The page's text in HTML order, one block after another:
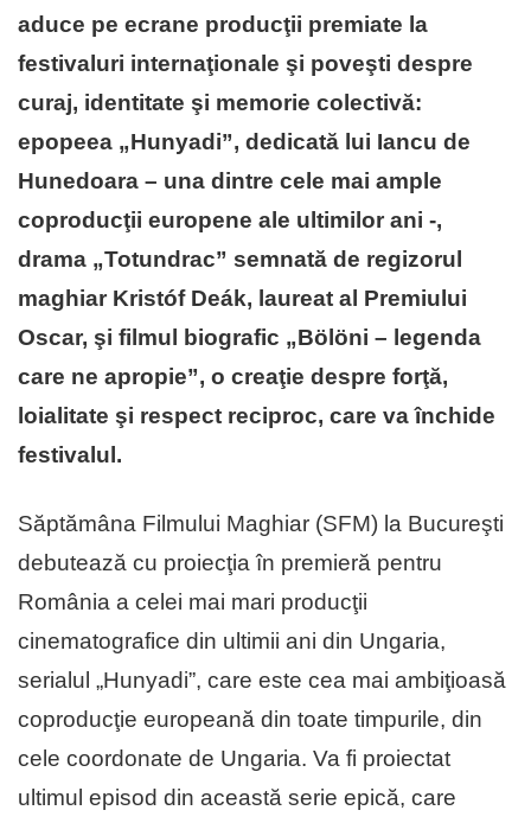
aduce pe ecrane producţii premiate la
festivaluri internaţionale şi poveşti despre
curaj, identitate şi memorie colectivă:
epopeea „Hunyadi”, dedicată lui Iancu de
Hunedoara – una dintre cele mai ample
coproducţii europene ale ultimilor ani -,
drama „Totundrac” semnată de regizorul
maghiar Kristóf Deák, laureat al Premiului
Oscar, şi filmul biografic „Bölöni – legenda
care ne apropie”, o creaţie despre forţă,
loialitate şi respect reciproc, care va închide
festivalul.
Săptămâna Filmului Maghiar (SFM) la Bucureşti
debutează cu proiecţia în premieră pentru
România a celei mai mari producţii
cinematografice din ultimii ani din Ungaria,
serialul „Hunyadi”, care este cea mai ambiţioasă
coproducţie europeană din toate timpurile, din
cele coordonate de Ungaria. Va fi proiectat
ultimul episod din această serie epică, care